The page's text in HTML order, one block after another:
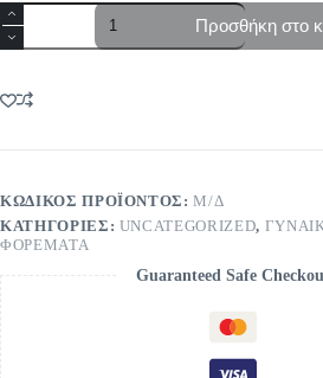
Φόρεμα
πουά
ποσότητα
Προσθήκη στο
ΚΩΔΙΚΌΣ ΠΡΟΪΌΝΤΟΣ:Μ/Δ
ΚΑΤΗΓΟΡΊΕΣ: UNCATEGORIZED,
ΦΟΡΕΜΑΤΑ
Guaranteed Safe